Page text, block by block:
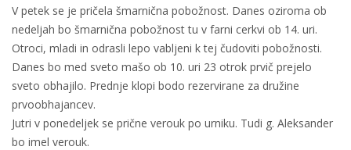
V petek se je pričela šmarnična pobožnost. Danes oziroma ob
nedeljah bo šmarnična pobožnost tu v farni cerkvi ob 14. uri.
Otroci, mladi in odrasli lepo vabljeni k tej čudoviti pobožnosti.
Danes bo med sveto mašo ob 10. uri 23 otrok prvič prejelo
sveto obhajilo. Prednje klopi bodo rezervirane za družine
prvoobhajancev.
Jutri v ponedeljek se prične verouk po urniku. Tudi g. Aleksander
bo imel verouk.